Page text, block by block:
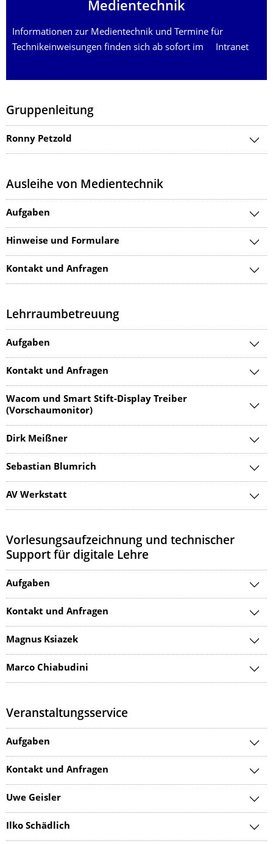
Medientechnik
Informationen zur Medientechnik und Termine für
Technikeinweisungen finden sich ab sofort im
Intranet
Gruppenleitung
Ronny Petzold
Ausleihe von Medientechnik
Aufgaben
Hinweise und Formulare
Kontakt und Anfragen
Lehrraumbetreuung
Aufgaben
Kontakt und Anfragen
Wacom und Smart Stift-Display Treiber
(Vorschaumonitor)
Dirk Meißner
Sebastian Blumrich
AV Werkstatt
Vorlesungsaufzeichnung und technischer
Support für digitale Lehre
Aufgaben
Kontakt und Anfragen
Magnus Ksiazek
Marco Chiabudini
Veranstaltungsservice
Aufgaben
Kontakt und Anfragen
Uwe Geisler
Ilko Schädlich